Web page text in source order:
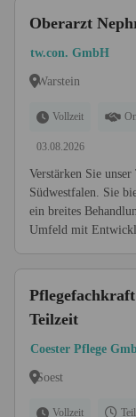
Oberarzt
tw.con. GmbH
Warstein
Vollzeit
03.08.2026
Verstärken Sie
Südwestfalen. Sie
ein breites
Umfeld mit
Teilzeit
Coester Pflege
Soest
Vollzeit